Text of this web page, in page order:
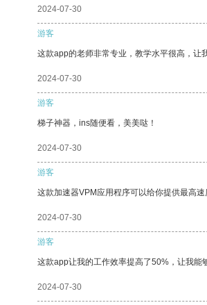
2024-07-30
游客
这款app的老师非常专业，教学水平很高，让
2024-07-30
游客
梯子神器，ins随便看，美美哒！
2024-07-30
游客
这款加速器VPM应用程序可以给你提供最高速
2024-07-30
游客
这款app让我的工作效率提高了50%，让我能
2024-07-30